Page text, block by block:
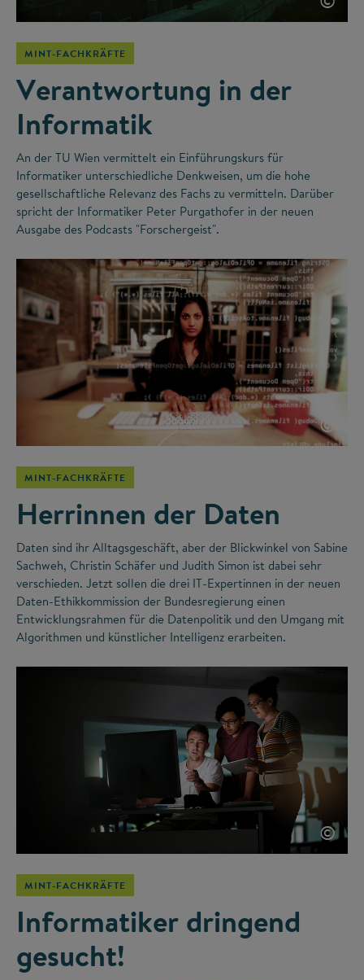
MINT-FACHKRÄFTE
Verantwortung in der
Informatik
An der TU Wien vermittelt ein Einführungskurs für
Informatiker unterschiedliche Denkweisen, um die hohe
gesellschaftliche Relevanz des Fachs zu vermitteln. Darüber
spricht der Informatiker Peter Purgathofer in der neuen
Ausgabe des Podcasts "Forschergeist".
©
MINT-FACHKRÄFTE
Herrinnen der Daten
Daten sind ihr Alltagsgeschäft, aber der Blickwinkel von Sabine
Sachweh, Christin Schäfer und Judith Simon ist dabei sehr
verschieden. Jetzt sollen die drei IT-Expertinnen in der neuen
Daten-Ethikkommission der Bundesregierung einen
Entwicklungsrahmen für die Datenpolitik und den Umgang mit
Algorithmen und künstlicher Intelligenz erarbeiten.
©
MINT-FACHKRÄFTE
Informatiker dringend
gesucht!